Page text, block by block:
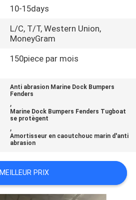
10-15days
L/C, T/T, Western Union,
MoneyGram
150piece par mois
Anti abrasion Marine Dock Bumpers
Fenders
,
Marine Dock Bumpers Fenders Tugboat
se protègent
,
Amortisseur en caoutchouc marin d'anti
abrasion
MEILLEUR PRIX